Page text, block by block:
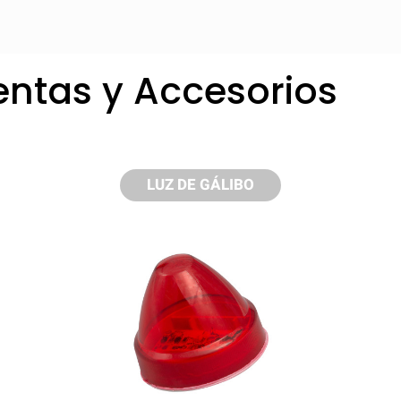
rápidamente hasta 5 productos de
y Accesorios
LUZ DE GÁLIBO